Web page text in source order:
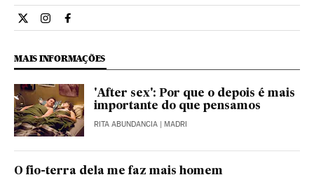
Estilo El País Brasil en Twitter
Estilo El País Brasil en Instagram
Estilo El País Brasil en Facebook
MAIS INFORMAÇÕES
'After sex': Por que o depois é mais
importante do que pensamos
RITA ABUNDANCIA | MADRI
O fio-terra dela me faz mais homem